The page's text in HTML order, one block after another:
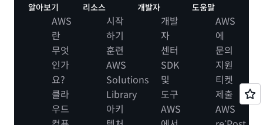
알아보기
AWS
란
무엇
인가
요?
클라
우드
리소스
시작
하기
훈련
AWS
Solutions
Library
아키
개발자
개발
자
센터
SDK
및
도구
AWS
도움말
AWS
에
문의
지원
티켓
제출
AWS